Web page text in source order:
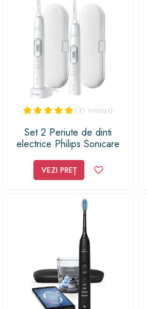
(35 voturi)
Set 2 Periute de dinti
electrice Philips Sonicare
2 manere, 3 moduri, 2 functii
BrushSyn, 2 capete de
miscari/minut 62000, senzor
de presiune integrat, Alb
VEZI PREȚ